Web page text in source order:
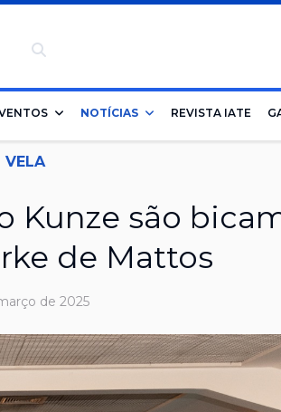
NOTÍCIAS REVISTA IATE
VELA
Kunze são
de Mattos
de 2025